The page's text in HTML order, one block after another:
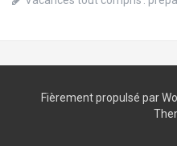
Fièrement propulsé par